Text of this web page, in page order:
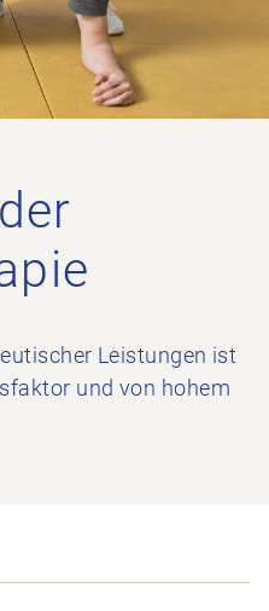
Leistungen ist
und von hohem